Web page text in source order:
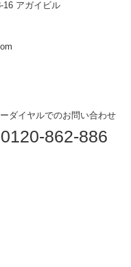
16 アガイビル
ダイヤルでのお問い合わせ
0120-862-886